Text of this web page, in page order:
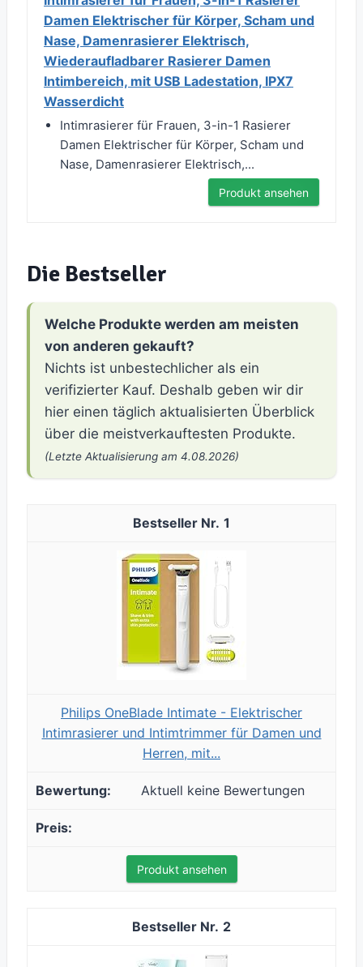
Damen Elektrischer für Körper, Scham und
Nase, Damenrasierer Elektrisch,
Wiederaufladbarer Rasierer Damen
Intimbereich, mit USB Ladestation, IPX7
Wasserdicht
Intimrasierer für Frauen, 3-in-1 Rasierer
Damen Elektrischer für Körper, Scham und
Nase, Damenrasierer Elektrisch,...
Produkt ansehen
Die Bestseller
Welche Produkte werden am meisten
von anderen gekauft?
Nichts ist unbestechlicher als ein
verifizierter Kauf. Deshalb geben wir dir
hier einen täglich aktualisierten Überblick
über die meistverkauftesten Produkte.
(Letzte Aktualisierung am 4.08.2026)
1
Philips OneBlade Intimate - Elektrischer
Intimrasierer und Intimtrimmer für Damen und
Herren, mit...
Aktuell keine Bewertungen
Produkt ansehen
2